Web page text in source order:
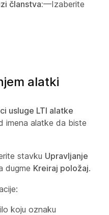
članstva:—Izaberite
alatki
usluge LTI alatke
imena alatke da biste
stavku Upravljanje
dugme Kreiraj položaj.
koju oznaku